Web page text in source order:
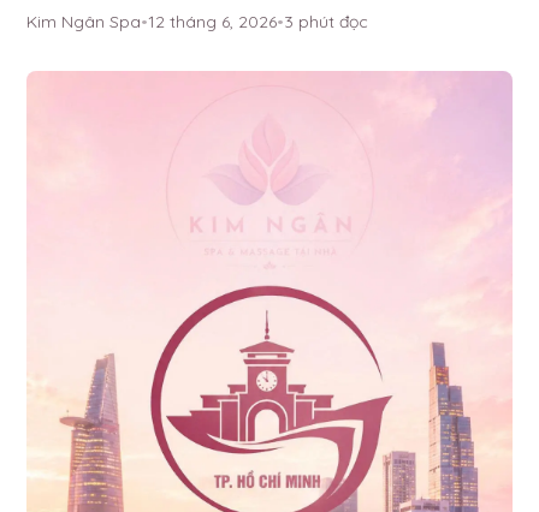
Kim Ngân Spa•12 tháng 6, 2026•3 phút đọc